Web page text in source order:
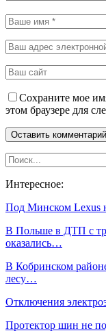
Сохраните мое
этом браузере для
Интересное:
Под Минском Lexus
В Польше в ДТП с
оказались…
В Кобринском
лесу…
Отключения
Протектор шин не